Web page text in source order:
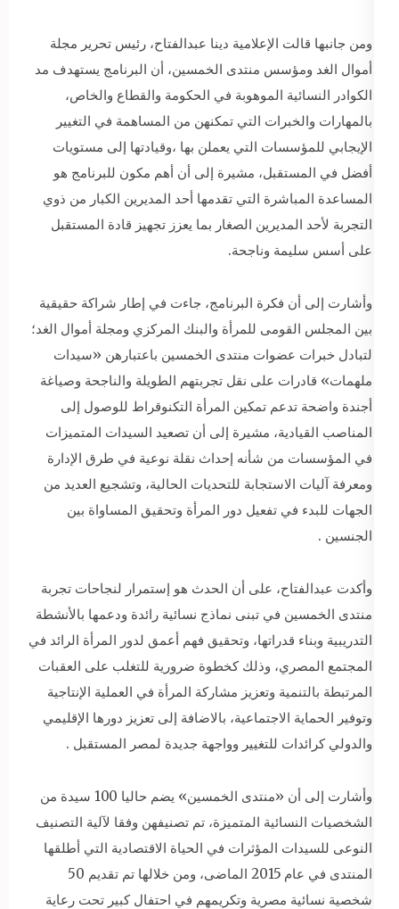
ومن جانبها قالت الإعلامية دينا عبدالفتاح، رئيس تحرير مجلة
أموال الغد ومؤسس منتدى الخمسين، أن البرنامج يستهدف مد
الكوادر النسائية الموهوبة في الحكومة والقطاع والخاص،
بالمهارات والخبرات التي تمكنهن من المساهمة في التغيير
الإيجابي للمؤسسات التي يعملن بها ،وقيادتها إلى مستويات
أفضل في المستقبل، مشيرة إلى أن أهم مكون للبرنامج هو
المساعدة المباشرة التي تقدمها أحد المديرين الكبار من ذوي
التجربة لأحد المديرين الصغار بما يعزز تجهيز قادة المستقبل
على أسس سليمة وناجحة.
وأشارت إلى أن فكرة البرنامج، جاءت في إطار شراكة حقيقية
بين المجلس القومى للمرأة والبنك المركزي ومجلة أموال الغد؛
لتبادل خبرات عضوات منتدى الخمسين باعتبارهن «سيدات
ملهمات» قادرات على نقل تجربتهم الطويلة والناجحة وصياغة
أجندة واضحة تدعم تمكين المرأة التكنوقراط للوصول إلى
المناصب القيادية، مشيرة إلى أن تصعيد السيدات المتميزات
في المؤسسات من شأنه إحداث نقلة نوعية في طرق الإدارة
ومعرفة آليات الاستجابة للتحديات الحالية، وتشجيع العديد من
الجهات للبدء في تفعيل دور المرأة وتحقيق المساواة بين
الجنسين .
وأكدت عبدالفتاح، على أن الحدث هو إستمرار لنجاحات تجربة
منتدى الخمسين في تبنى نماذج نسائية رائدة ودعمها بالأنشطة
التدريبية وبناء قدراتها، وتحقيق فهم أعمق لدور المرأة الرائد في
المجتمع المصري، وذلك كخطوة ضرورية للتغلب على العقبات
المرتبطة بالتنمية وتعزيز مشاركة المرأة في العملية الإنتاجية
وتوفير الحماية الاجتماعية، بالاضافة إلى تعزيز دورها الإقليمي
والدولي كرائدات للتغيير وواجهة جديدة لمصر المستقبل .
وأشارت إلى أن «منتدى الخمسين» يضم حاليا 100 سيدة من
الشخصيات النسائية المتميزة، تم تصنيفهن وفقا لآلية التصنيف
النوعى للسيدات المؤثرات في الحياة الاقتصادية التي أطلقها
المنتدى في عام 2015 الماضى، ومن خلالها تم تقديم 50
شخصية نسائية مصرية وتكريمهم في احتفال كبير تحت رعاية